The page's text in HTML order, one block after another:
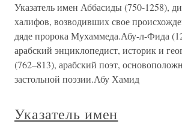
Указатель имен Аббасиды (750-1258),
халифов, возводивших свое
дяде пророка Мухаммеда.Абу-л-Фида
арабский энциклопедист, историк и
(762–813), арабский поэт,
застольной поэзии.Абу Хамид
Указатель имен